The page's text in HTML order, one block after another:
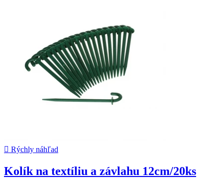
 Rýchly náhľad
Kolík na textíliu a závlahu 12cm/20ks